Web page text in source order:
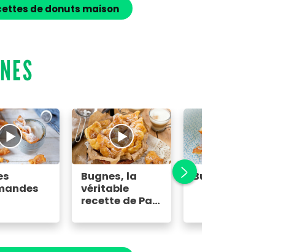
de donuts maison
Bugnes, la
véritable
recette de Paul
Bugnes